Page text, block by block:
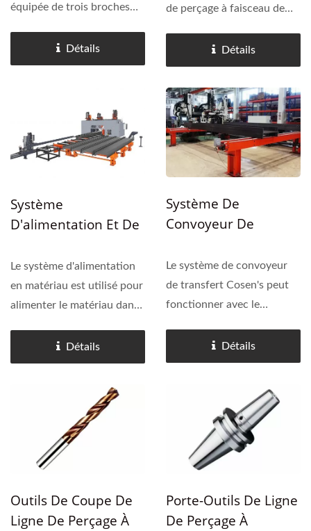
équipée de trois broches
déplacent et fonctionnent
simultanément pour offrir
Détails
de perçage à faisceau de
hydrauliquement et peut
être configuré via un écran
tactile HMI. Le changement
d'outil est rapide et fluide....
Détails
Système
D'alimentation Et De
Perçage À Poutre
Le système d'alimentation
en matériau est utilisé pour
alimenter le matériau dans
découpe. Grâce au système
d'alignement du matériau,
Détails
Système De
Convoyeur De
Acier Structurel.
Le système de convoyeur
de transfert Cosen's peut
fonctionner avec le
et de décharge (souvent
une table à rouleaux
mise en attente à mi-
parcours....
Détails
Outils De Coupe De
Ligne De Perçage À
Porte-Outils De Ligne
De Perçage À